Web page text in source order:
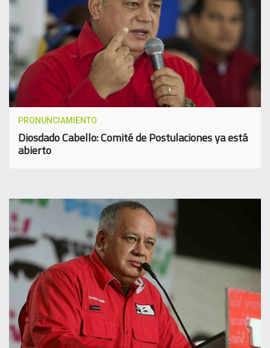
PRONUNCIAMIENTO
Diosdado Cabello: Comité de Postulaciones ya está
abierto